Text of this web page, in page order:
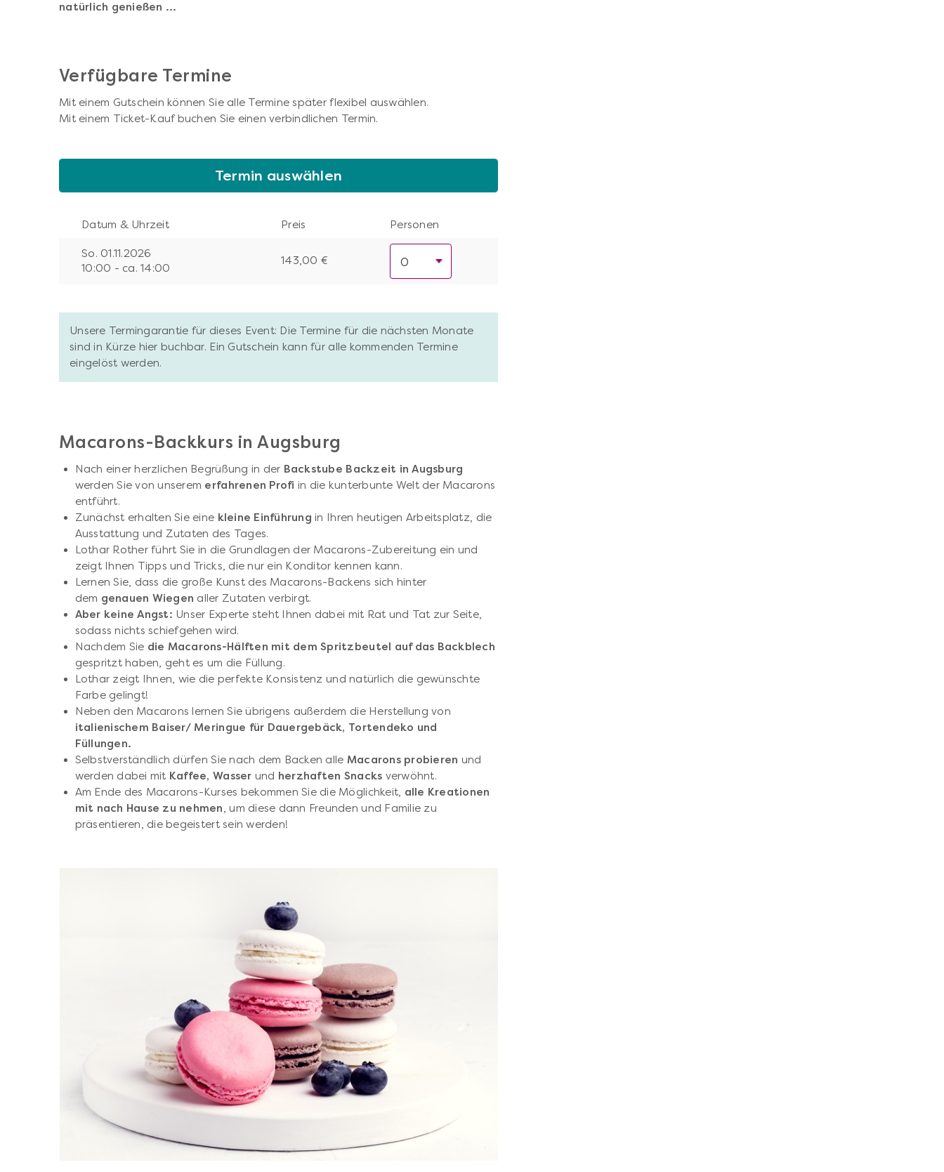
natürlich genießen ...
Verfügbare Termine
Mit einem Gutschein können Sie alle Termine später flexibel auswählen.
Mit einem Ticket-Kauf buchen Sie einen verbindlichen Termin.
Termin auswählen
Datum & Uhrzeit Preis Personen
So. 01.11.2026
10:00 - ca. 14:00
143,00 €
Unsere Termingarantie für dieses Event: Die Termine für die nächsten Monate
sind in Kürze hier buchbar. Ein Gutschein kann für alle kommenden Termine
eingelöst werden.
Macarons-Backkurs in Augsburg
Nach einer herzlichen Begrüßung in der Backstube Backzeit in Augsburg
werden Sie von unserem erfahrenen Profi in die kunterbunte Welt der Macarons
entführt.
Zunächst erhalten Sie eine kleine Einführung in Ihren heutigen Arbeitsplatz, die
Ausstattung und Zutaten des Tages.
Lothar Rother führt Sie in die Grundlagen der Macarons-Zubereitung ein und
zeigt Ihnen Tipps und Tricks, die nur ein Konditor kennen kann.
Lernen Sie, dass die große Kunst des Macarons-Backens sich hinter
dem genauen Wiegen aller Zutaten verbirgt.
Aber keine Angst: Unser Experte steht Ihnen dabei mit Rat und Tat zur Seite,
sodass nichts schiefgehen wird.
Nachdem Sie die Macarons-Hälften mit dem Spritzbeutel auf das Backblech
gespritzt haben, geht es um die Füllung.
Lothar zeigt Ihnen, wie die perfekte Konsistenz und natürlich die gewünschte
Farbe gelingt!
Neben den Macarons lernen Sie übrigens außerdem die Herstellung von
italienischem Baiser/ Meringue für Dauergebäck, Tortendeko und
Füllungen.
Selbstverständlich dürfen Sie nach dem Backen alle Macarons probieren und
werden dabei mit Kaffee, Wasser und herzhaften Snacks verwöhnt.
Am Ende des Macarons-Kurses bekommen Sie die Möglichkeit, alle Kreationen
mit nach Hause zu nehmen, um diese dann Freunden und Familie zu
präsentieren, die begeistert sein werden!